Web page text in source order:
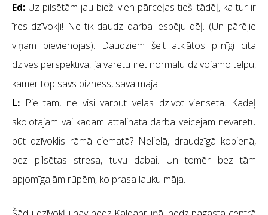
Ed: Uz pilsētām jau bieži vien pārceļas tieši tādēļ, ka tur ir
īres dzīvokļi! Ne tik daudz darba iespēju dēļ. (Un pārējie
viņam pievienojas). Daudziem šeit atklātos pilnīgi cita
dzīves perspektīva, ja varētu īrēt normālu dzīvojamo telpu,
kamēr top savs bizness, sava māja.
L: Pie tam, ne visi varbūt vēlas dzīvot viensētā. Kādēļ
skolotājam vai kādam attālinātā darba veicējam nevarētu
būt dzīvoklis rāmā ciematā? Nelielā, draudzīgā kopienā,
bez pilsētas stresa, tuvu dabai. Un tomēr bez tām
apjomīgajām rūpēm, ko prasa lauku māja.